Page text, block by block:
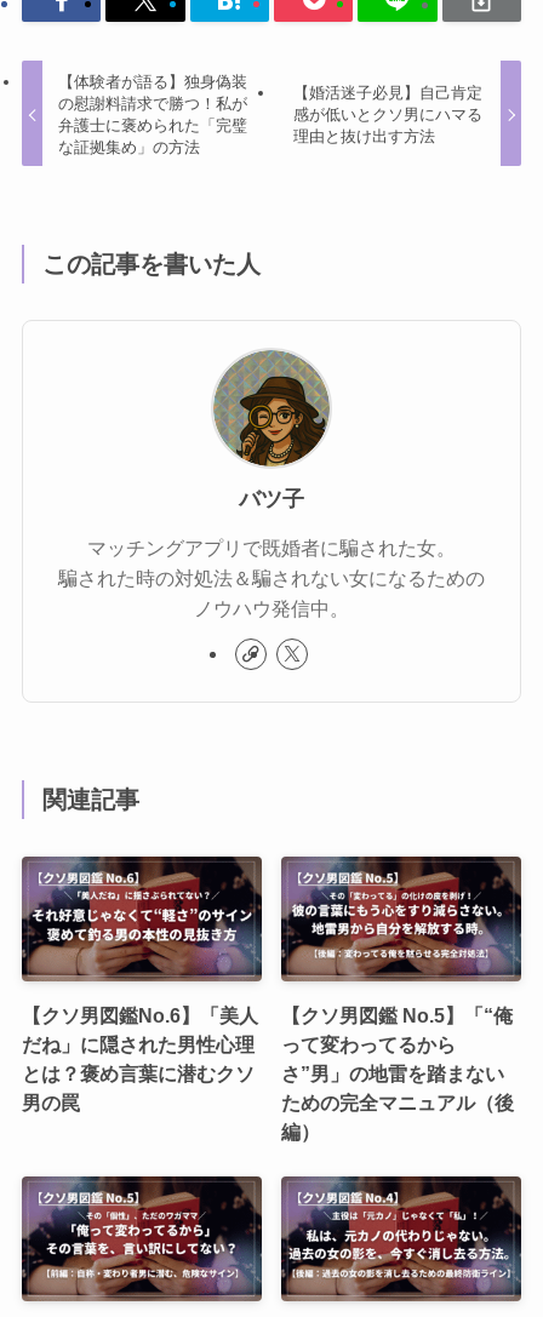
【体験者が語る】独身偽装
の慰謝料請求で勝つ！私が
弁護士に褒められた「完璧
な証拠集め」の方法
【婚活迷子必見】自己肯定
感が低いとクソ男にハマる
理由と抜け出す方法
この記事を書いた人
バツ子
マッチングアプリで既婚者に騙された女。
騙された時の対処法＆騙されない女になるための
ノウハウ発信中。
関連記事
【クソ男図鑑No.6】「美人
だね」に隠された男性心理
とは？褒め言葉に潜むクソ
男の罠
【クソ男図鑑 No.5】「“俺
って変わってるから
さ”男」の地雷を踏まない
ための完全マニュアル（後
編）